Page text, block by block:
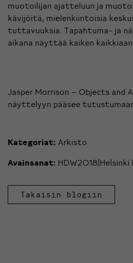
muotoilijan ajatteluun ja
kävijöitä, mielenkiintoisia
tuttavuuksia. Tapahtuma- ja
aikana näyttää kaiken
Jasper Morrison – Objects and
näyttelyyn pääsee
Kategoriat: Arkisto
Avainsanat: HDW2018|Helsinki
Takaisin blogiin